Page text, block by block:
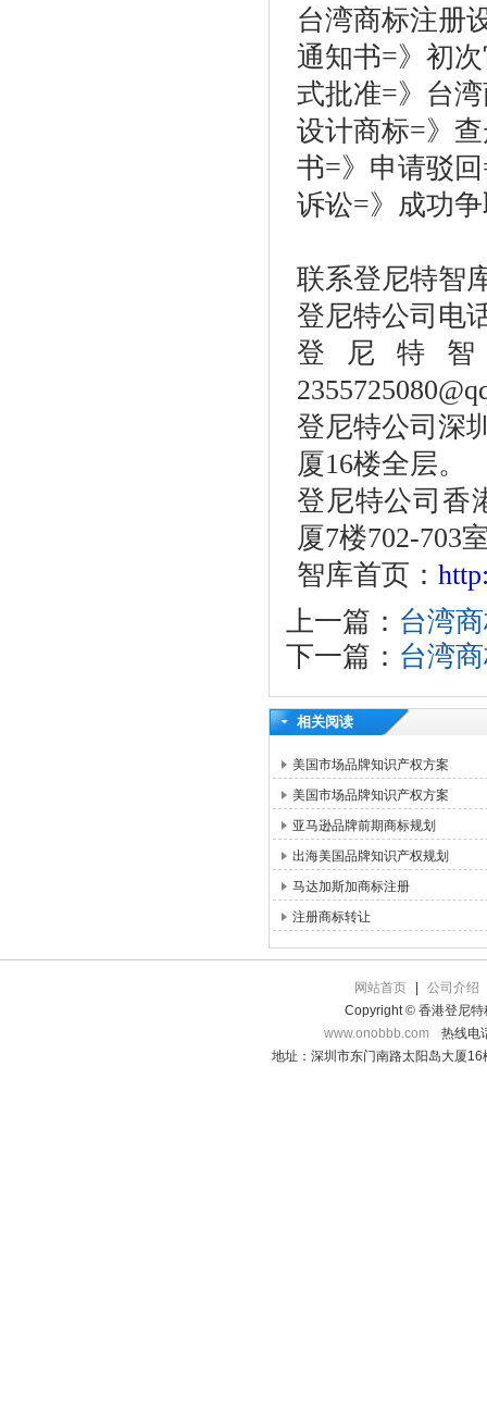
台湾商标注册
通知书=》初
式批准=》台
设计商标=》
书=》申请驳回
诉讼=》成功
联系登尼特智
登尼特公司电
登尼特
登尼特公司深
厦16楼全层。
登尼特公司香
厦7楼702-703
智库首页：
上一篇： 台湾
下一篇： 台湾
相关阅读
美国市场品牌知识产权方案
美国市场品牌知识产权方案
亚马逊品牌前期商标规划
出海美国品牌知识产权规划
马达加斯加商标注册
注册商标转让
网站首页
公司介绍
Copyright © 香港登尼特
www.onobbb.com
热线电
地址：深圳市东门南路太阳岛大厦